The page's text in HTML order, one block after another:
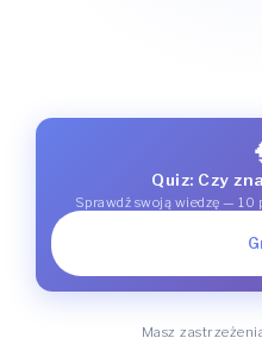
Quiz: Czy
Sprawdź swoją wiedzę — 10
Masz